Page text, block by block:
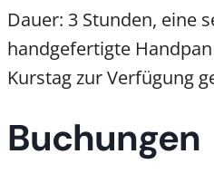
Dauer: 3 Stunden, eine
handgefertigte
Kurstag zur Verfügung
Buchungen